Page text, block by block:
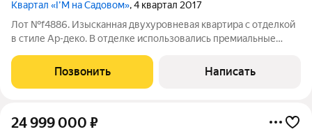
Квартал «I’M на Садовом», 4 квартал 2017
Лот №f4886. Изысканная двухуровневая квартира с отделкой
в стиле Ар-деко. В отделке использовались премиальные
меблирована и готова к проживанию. Мебель выполнена на
заказ у ведущих европейских
Позвонить Написать
24 999 000 ₽